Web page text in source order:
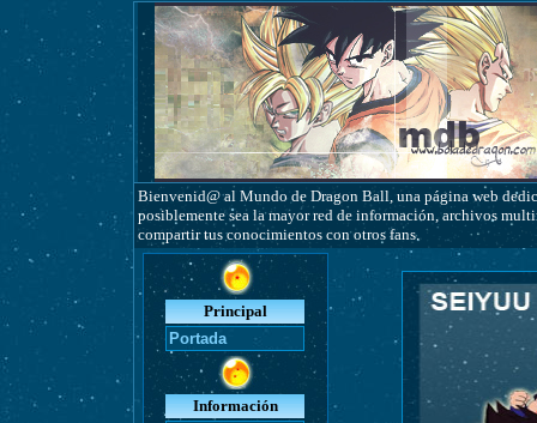
Bienvenid@ al Mundo de Dragon Ball, una página web
posiblemente sea la mayor red de información, archivos
compartir tus conocimientos con otros fans.
Principal
Portada
Información